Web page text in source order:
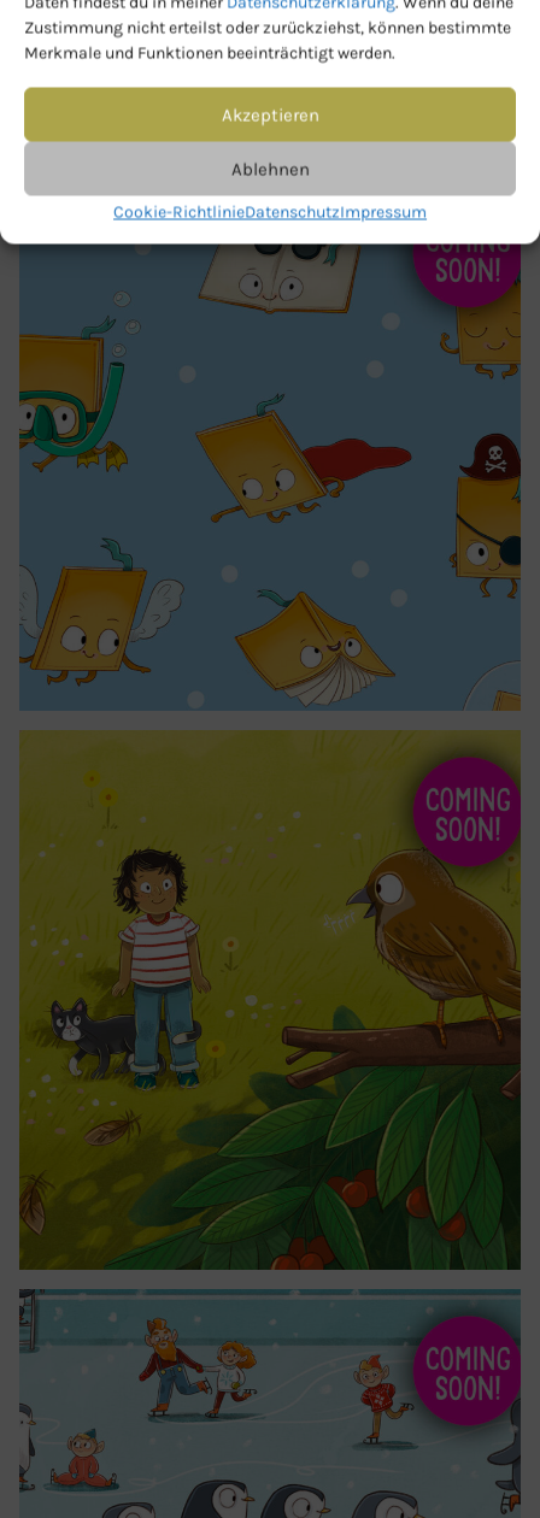
Zustimmung nicht erteilst oder zurückziehst, können bestimmte
Merkmale und Funktionen beeinträchtigt werden.
Akzeptieren
Ablehnen
Cookie-RichtlinieDatenschutzImpressum